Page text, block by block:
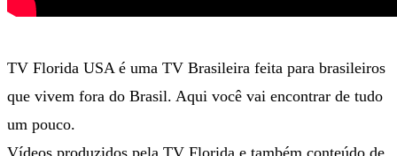
TV Florida USA é uma TV Brasileira feita para brasileiros
que vivem fora do Brasil. Aqui você vai encontrar de tudo
um pouco.
Vídeos produzidos pela TV Florida e também conteúdo de